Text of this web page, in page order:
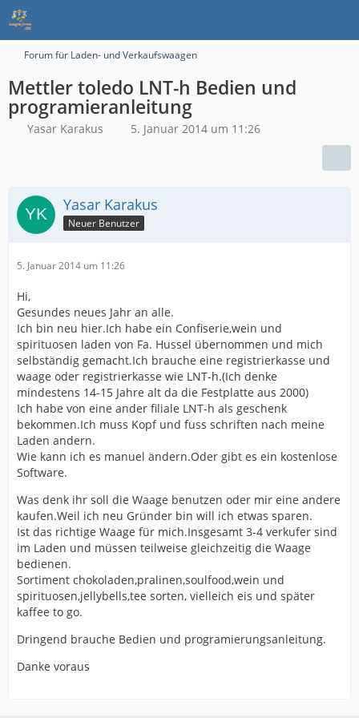
Forum für Laden- und Verkaufswaagen
Mettler toledo LNT-h Bedien und
programieranleitung
Yasar Karakus 5. Januar 2014 um 11:26
Yasar Karakus
Neuer Benutzer
5. Januar 2014 um 11:26
Hi,
Gesundes neues Jahr an alle.
Ich bin neu hier.Ich habe ein Confiserie,wein und
spirituosen laden von Fa. Hussel übernommen und mich
selbständig gemacht.Ich brauche eine registrierkasse und
waage oder registrierkasse wie LNT-h.(Ich denke
mindestens 14-15 Jahre alt da die Festplatte aus 2000)
Ich habe von eine ander filiale LNT-h als geschenk
bekommen.Ich muss Kopf und fuss schriften nach meine
Laden andern.
Wie kann ich es manuel ändern.Oder gibt es ein kostenlose
Software.
Was denk ihr soll die Waage benutzen oder mir eine andere
kaufen.Weil ich neu Gründer bin will ich etwas sparen.
Ist das richtige Waage für mich.Insgesamt 3-4 verkufer sind
im Laden und müssen teilweise gleichzeitig die Waage
bedienen.
Sortiment chokoladen,pralinen,soulfood,wein und
spirituosen,jellybells,tee sorten, vielleich eis und später
kaffee to go.
Dringend brauche Bedien und programierungsanleitung.
Danke voraus